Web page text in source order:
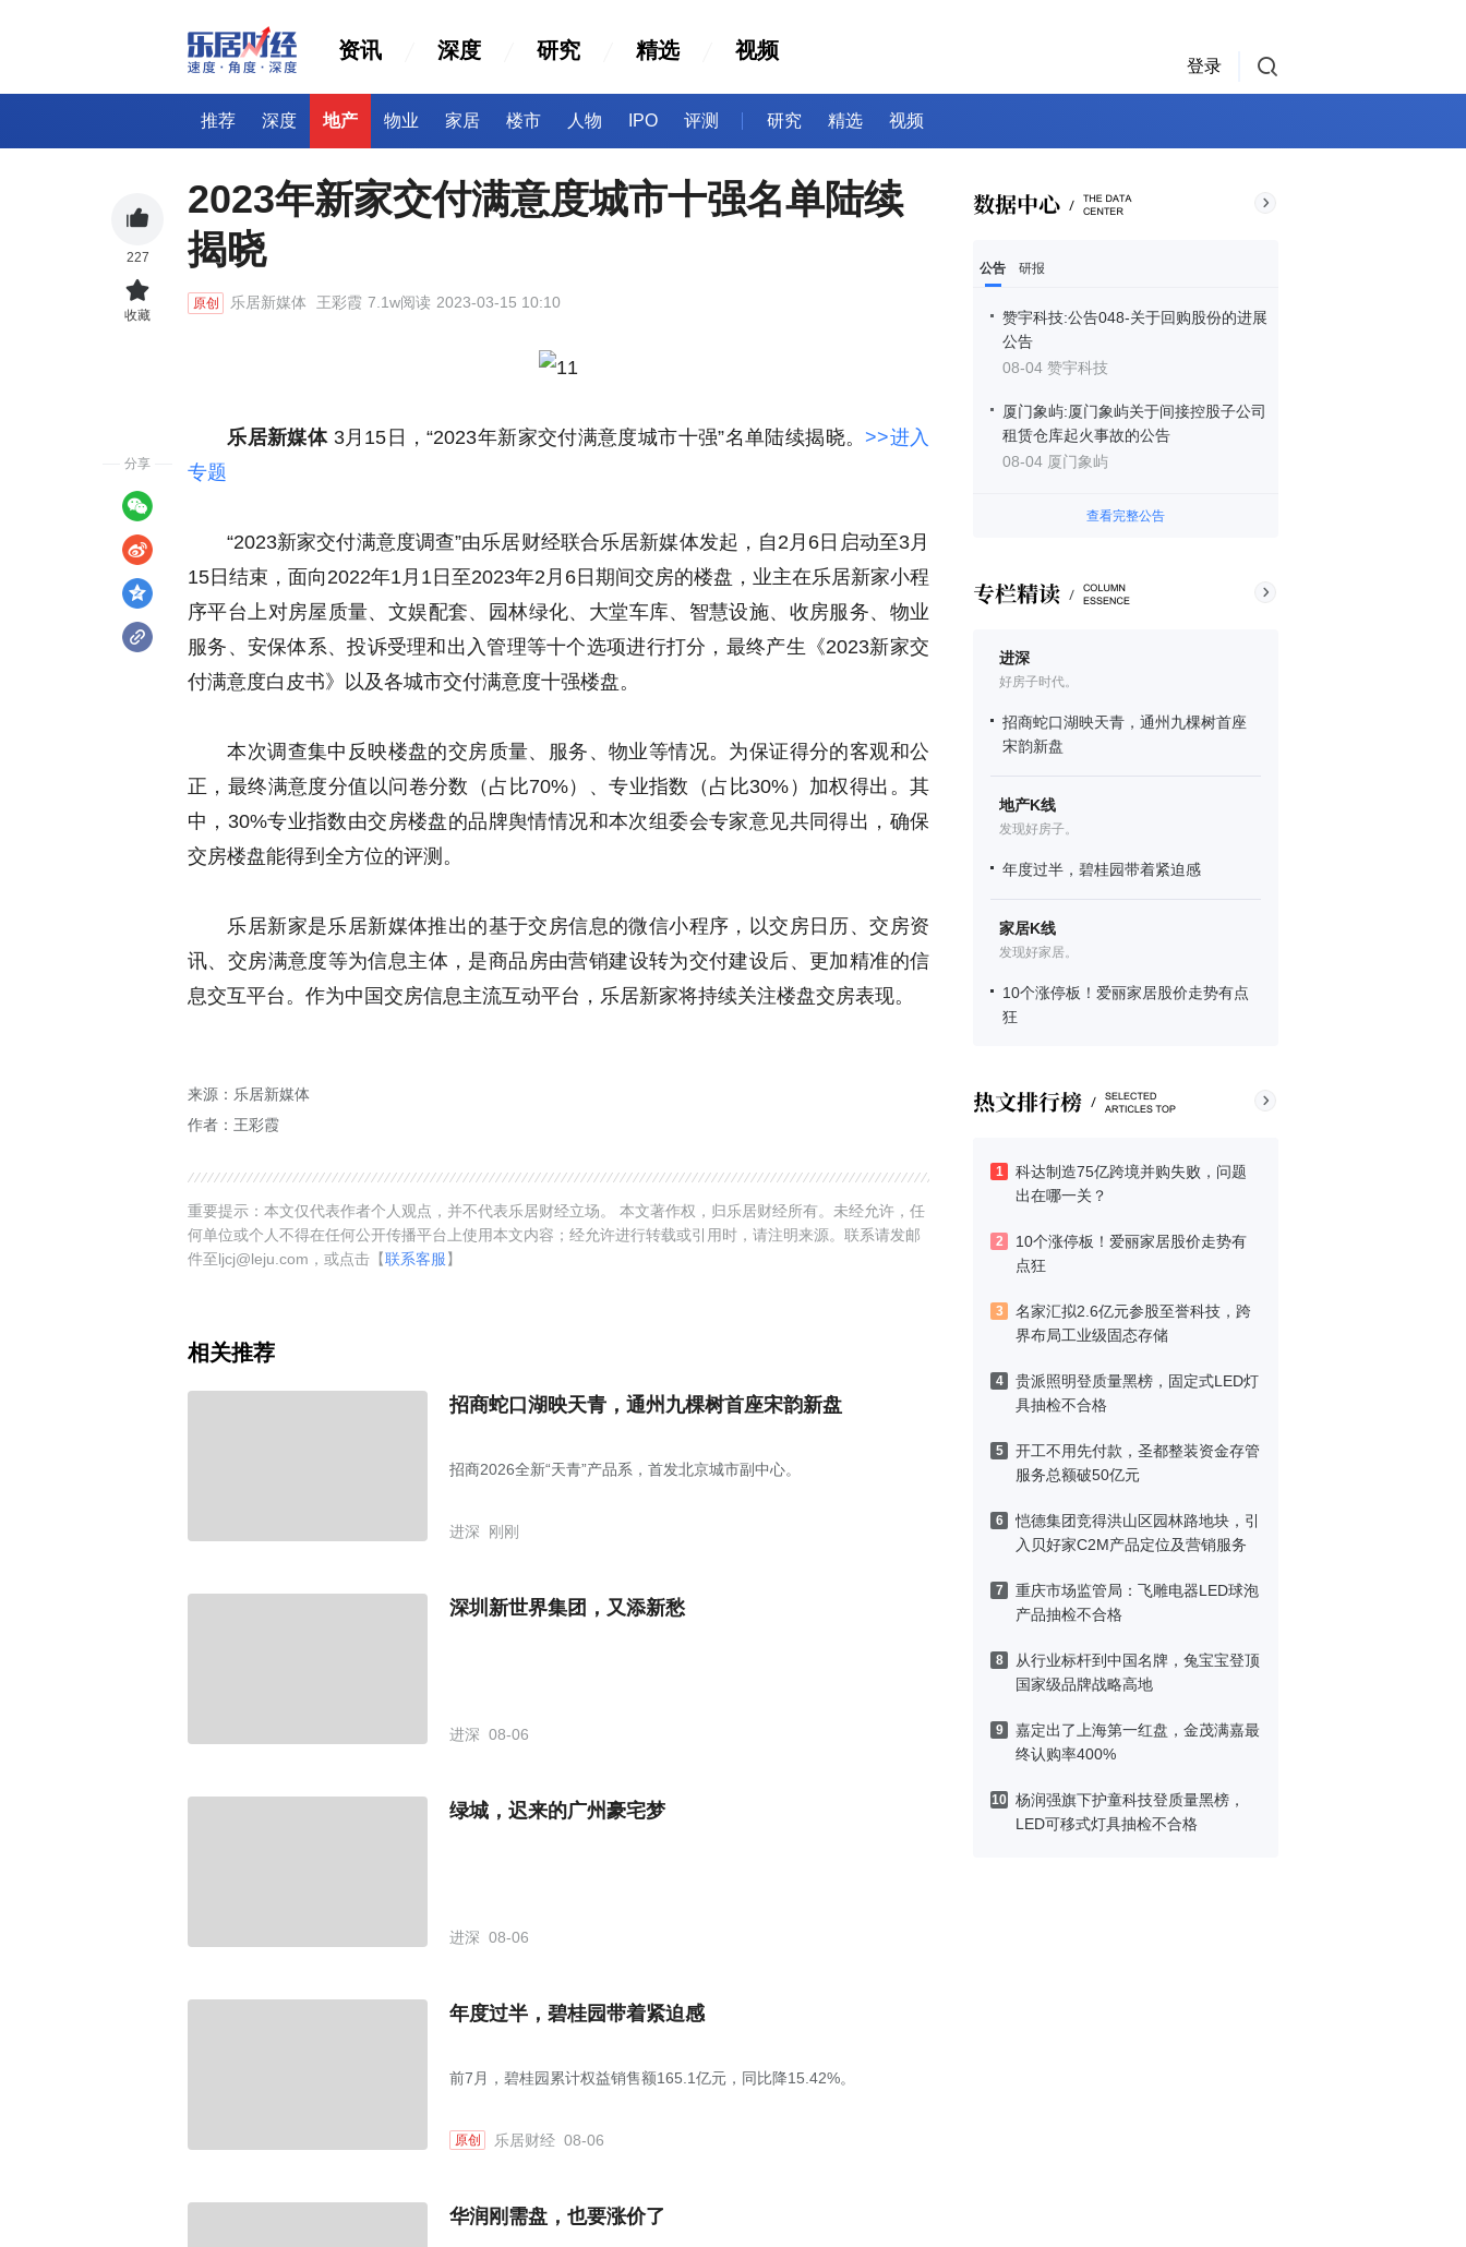
资讯 深度 研究 精选 视频
登录
推荐 深度 地产 物业 家居 楼市 人物 IPO 评测 研究 精选 视频
公告 研报
赞宇科技:公告048-关于回购股份的进展
公告
08-04 赞宇科技
厦门象屿:厦门象屿关于间接控股子公司
租赁仓库起火事故的公告
08-04 厦门象屿
查看完整公告
进深
好房子时代。
招商蛇口湖映天青，通州九棵树首座
宋韵新盘
地产K线
发现好房子。
年度过半，碧桂园带着紧迫感
家居K线
发现好家居。
10个涨停板！爱丽家居股价走势有点
狂
1
科达制造75亿跨境并购失败，问题
出在哪一关？
2
10个涨停板！爱丽家居股价走势有
点狂
3
名家汇拟2.6亿元参股至誉科技，跨
界布局工业级固态存储
4
贵派照明登质量黑榜，固定式LED灯
具抽检不合格
5
开工不用先付款，圣都整装资金存管
服务总额破50亿元
6
恺德集团竞得洪山区园林路地块，引
入贝好家C2M产品定位及营销服务
7
重庆市场监管局：飞雕电器LED球泡
产品抽检不合格
8
从行业标杆到中国名牌，兔宝宝登顶
国家级品牌战略高地
9
嘉定出了上海第一红盘，金茂满嘉最
终认购率400%
10 杨润强旗下护童科技登质量黑榜，
LED可移式灯具抽检不合格
2023年新家交付满意度城市十强名单陆续
揭晓
原创 乐居新媒体 王彩霞 7.1w阅读 2023-03-15 10:10
乐居新媒体3月15日，“2023年新家交付满意度城市十强”名单陆续揭晓。 >>进入
专题
“2023新家交付满意度调查”由乐居财经联合乐居新媒体发起，自2月6日启动至3月
15日结束，面向2022年1月1日至2023年2月6日期间交房的楼盘，业主在乐居新家小程
序平台上对房屋质量、文娱配套、园林绿化、大堂车库、智慧设施、收房服务、物业
服务、安保体系、投诉受理和出入管理等十个选项进行打分，最终产生《2023新家交
付满意度白皮书》以及各城市交付满意度十强楼盘。
本次调查集中反映楼盘的交房质量、服务、物业等情况。为保证得分的客观和公
正，最终满意度分值以问卷分数（占比70%）、专业指数（占比30%）加权得出。其
中，30%专业指数由交房楼盘的品牌舆情情况和本次组委会专家意见共同得出，确保
交房楼盘能得到全方位的评测。
乐居新家是乐居新媒体推出的基于交房信息的微信小程序，以交房日历、交房资
讯、交房满意度等为信息主体，是商品房由营销建设转为交付建设后、更加精准的信
息交互平台。作为中国交房信息主流互动平台，乐居新家将持续关注楼盘交房表现。
来源：乐居新媒体
作者：王彩霞
重要提示：本文仅代表作者个人观点，并不代表乐居财经立场。 本文著作权，归乐居财经所有。未经允许，任
何单位或个人不得在任何公开传播平台上使用本文内容；经允许进行转载或引用时，请注明来源。联系请发邮
件至ljcj@leju.com，或点击【联系客服】
相关推荐
招商蛇口湖映天青，通州九棵树首座宋韵新盘
招商2026全新“天青”产品系，首发北京城市副中心。
进深 刚刚
深圳新世界集团，又添新愁
进深 08-06
绿城，迟来的广州豪宅梦
进深 08-06
年度过半，碧桂园带着紧迫感
前7月，碧桂园累计权益销售额165.1亿元，同比降15.42%。
原创 乐居财经 08-06
华润刚需盘，也要涨价了
227
收藏
分享